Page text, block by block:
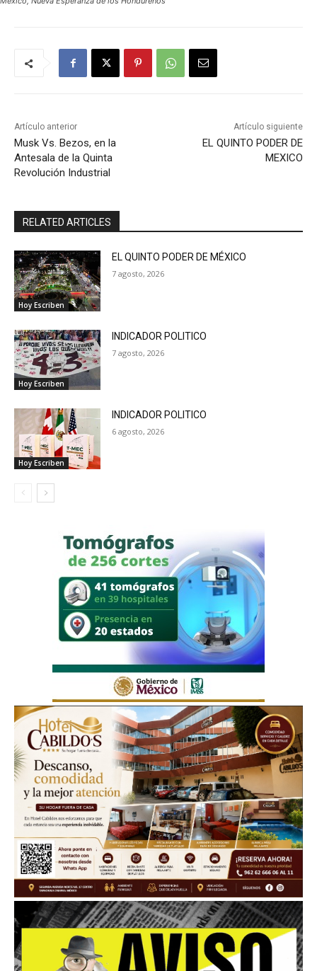
Artículo anterior
Musk Vs. Bezos, en la
Antesala de la Quinta
Revolución Industrial
Artículo siguiente
EL QUINTO PODER DE
MEXICO
RELATED ARTICLES
Hoy Escriben
EL QUINTO PODER DE MÉXICO
7 agosto, 2026
Hoy Escriben
INDICADOR POLITICO
7 agosto, 2026
Hoy Escriben
INDICADOR POLITICO
6 agosto, 2026